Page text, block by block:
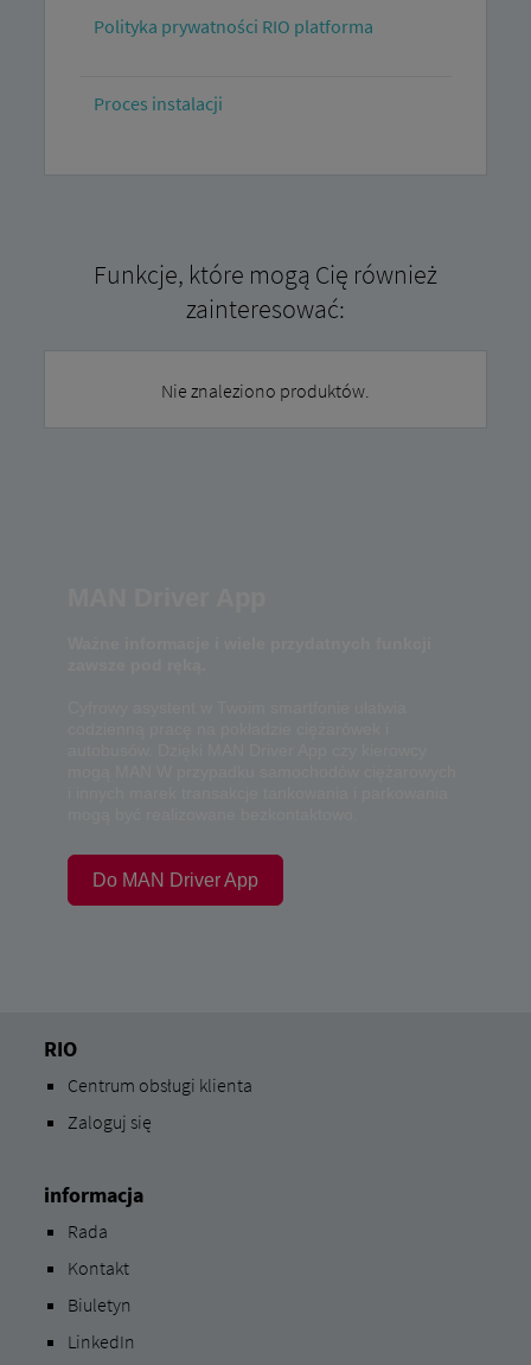
Polityka prywatności RIO platforma
Proces instalacji
Funkcje, które mogą Cię również
zainteresować:
Nie znaleziono produktów.
Do MAN Driver App
RIO
Centrum obsługi klienta
Zaloguj się
informacja
Rada
Kontakt
Biuletyn
LinkedIn